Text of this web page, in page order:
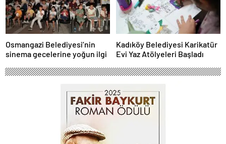
Osmangazi Belediyesi’nin
sinema gecelerine yoğun ilgi
Kadıköy Belediyesi Karikatür
Evi Yaz Atölyeleri Başladı